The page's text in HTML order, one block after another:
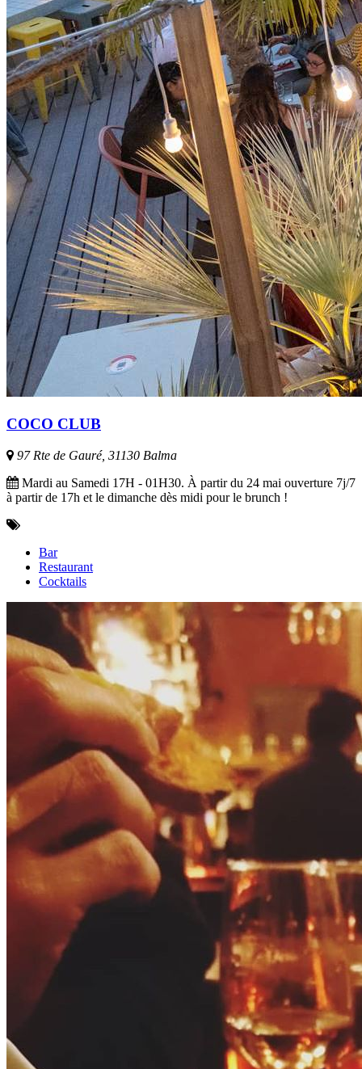
COCO CLUB
97 Rte de Gauré, 31130 Balma
Mardi au Samedi 17H - 01H30. À partir du 24 mai ouverture 7j/7
à partir de 17h et le dimanche dès midi pour le brunch !
Bar
Restaurant
Cocktails